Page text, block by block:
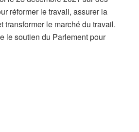
réformer le travail, assurer la
transformer le marché du travail.
le soutien du Parlement pour